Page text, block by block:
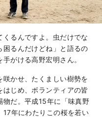
くるんですよ。虫だけでな
困るんだけどね」と語るの
がける高野宏明さん。
かせ、たくましい樹勢を
じめ、ボランティアの皆
物だ。平成15年に「味真野
年にわたりこの桜を若い